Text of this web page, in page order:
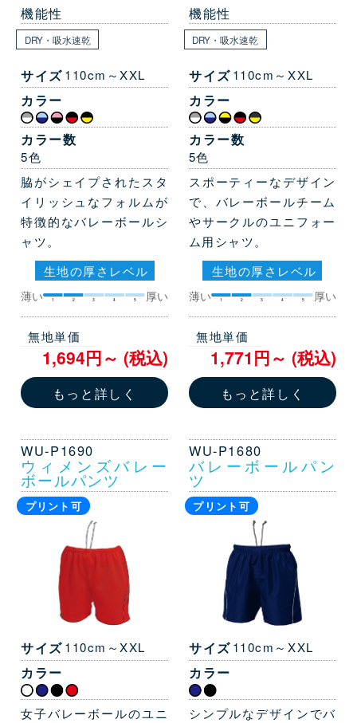
機能性
DRY・吸水速乾
サイズ110cm～XXL
カラー
カラー数
5色
脇がシェイプされたスタ
イリッシュなフォルムが
特徴的なバレーボールシ
ャツ。
生地の厚さレベル
薄い 1 2 3 4 5 厚い
無地単価
1,694円～ (税込)
もっと詳しく
機能性
DRY・吸水速乾
サイズ110cm～XXL
カラー
カラー数
5色
スポーティーなデザイン
で、バレーボールチーム
やサークルのユニフォー
ム用シャツ。
生地の厚さレベル
薄い 1 2 3 4 5 厚い
無地単価
1,771円～ (税込)
もっと詳しく
WU-P1690
ウィメンズバレー
ボールパンツ
プリント可
サイズ110cm～XXL
カラー
女子バレーボールのユニ
WU-P1680
バレーボールパン
ツ
プリント可
サイズ110cm～XXL
カラー
シンプルなデザインでバ